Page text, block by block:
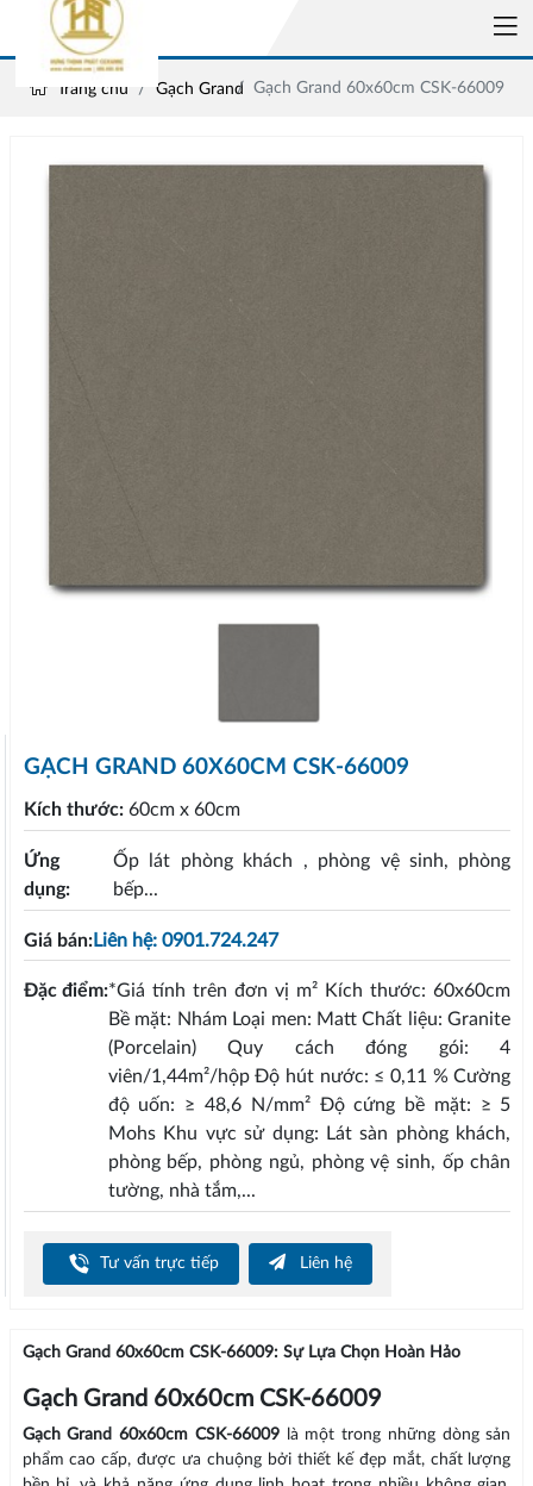
Trang chủ Gạch Grand Gạch Grand 60x60cm CSK-66009
GẠCH GRAND 60X60CM CSK-66009
Kích thước: 60cm x 60cm
Ứng
dụng:
Ốp lát phòng khách , phòng vệ sinh, phòng
bếp...
Giá bán:Liên hệ: 0901.724.247
Đặc điểm:*Giá tính trên đơn vị m² Kích thước: 60x60cm
Bề mặt: Nhám Loại men: Matt Chất liệu: Granite
(Porcelain) Quy cách đóng gói: 4
viên/1,44m²/hộp Độ hút nước: ≤ 0,11 % Cường
độ uốn: ≥ 48,6 N/mm² Độ cứng bề mặt: ≥ 5
Mohs Khu vực sử dụng: Lát sàn phòng khách,
phòng bếp, phòng ngủ, phòng vệ sinh, ốp chân
tường, nhà tắm,...
Tư vấn trực tiếp Liên hệ
Gạch Grand 60x60cm CSK-66009: Sự Lựa Chọn Hoàn Hảo
Gạch Grand 60x60cm CSK-66009
Gạch Grand 60x60cm CSK-66009
là một trong những dòng sản
phẩm cao cấp, được ưa chuộng bởi thiết kế đẹp mắt, chất lượng